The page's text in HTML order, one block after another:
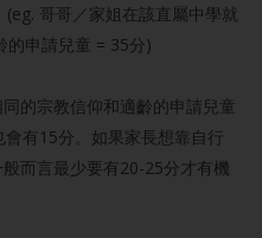
哥哥／家姐在該直屬中學就
的申請兒童 = 35分)
的宗教信仰和適齡的申請兒童
有15分。如果家長想靠自行
而言最少要有20-25分才有機